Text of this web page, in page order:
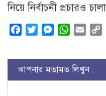
নিয়ে নির্বাচনী প্রচারও
FacebookTwitterMessenger
WhatsApp
Email
আপনার মতামত লিখুন :